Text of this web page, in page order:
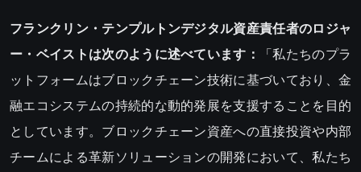
フランクリン・テンプルトンデジタル資産責任者のロジャ
ー・ベイストは次のように述べています：
「私たちのプラ
ットフォームはブロックチェーン技術に基づいており、金
融エコシステムの持続的な動的発展を支援することを目的
としています。ブロックチェーン資産への直接投資や内部
チームによる革新ソリューションの開発において、私たち